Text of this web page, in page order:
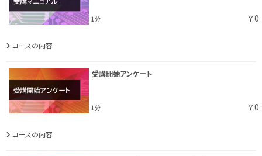
1分 ￥0
コースの内容
受講開始アンケート
1分 ￥0
コースの内容